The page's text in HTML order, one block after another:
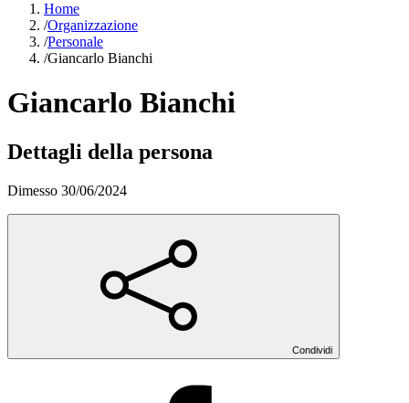
Home
/Organizzazione
/Personale
/Giancarlo Bianchi
Giancarlo Bianchi
Dettagli della persona
Dimesso 30/06/2024
Condividi